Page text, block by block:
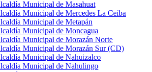
Municipal de Masahuat
Municipal de Mercedes La Ceiba
Municipal de Metapán
Municipal de Moncagua
Municipal de Morazán Norte
Municipal de Morazán Sur (CD)
Municipal de Nahuizalco
Municipal de Nahulingo